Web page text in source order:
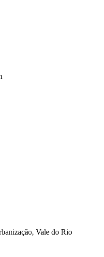
Vale do Rio